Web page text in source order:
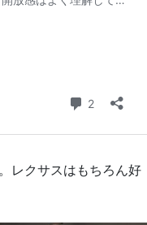
レクサスはもちろん好